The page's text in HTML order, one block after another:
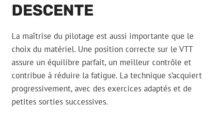
DESCENTE
La maîtrise du pilotage est aussi importante que le
choix du matériel. Une position correcte sur le VTT
assure un équilibre parfait, un meilleur contrôle et
contribue à réduire la fatigue. La technique s’acquiert
progressivement, avec des exercices adaptés et de
petites sorties successives.